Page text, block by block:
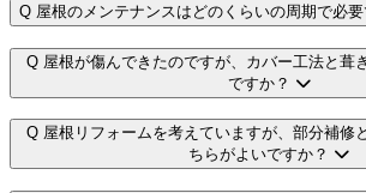
Q 屋根のメンテナンスはどのくらいの周期で必要
Q 屋根が傷んできたのですが、カバー工法と葺
ですか？
Q 屋根リフォームを考えていますが、部分補修
ちらがよいですか？